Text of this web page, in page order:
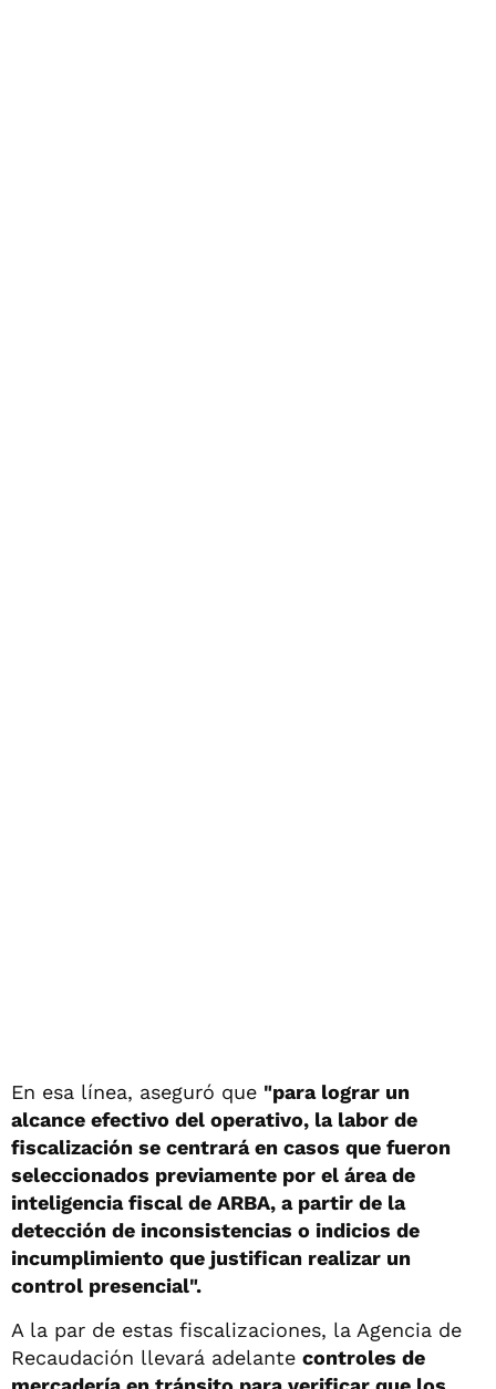
En esa línea, aseguró que "para lograr un
alcance efectivo del operativo, la labor de
fiscalización se centrará en casos que fueron
seleccionados previamente por el área de
inteligencia fiscal de ARBA, a partir de la
detección de inconsistencias o indicios de
incumplimiento que justifican realizar un
control presencial".
A la par de estas fiscalizaciones, la Agencia de
Recaudación llevará adelante controles de